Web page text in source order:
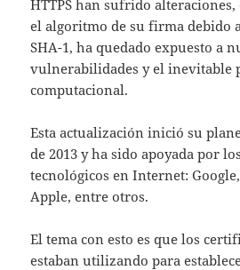
HTTPS han sufrido alteraciones,
el algoritmo de su firma debido
SHA-1, ha quedado expuesto a
vulnerabilidades y el inevitable
computacional.
Esta actualización inició su
de 2013 y ha sido apoyada por
tecnológicos en Internet:
Apple, entre otros.
El tema con esto es que los
estaban utilizando para